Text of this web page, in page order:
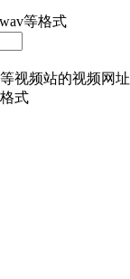
等格式
视频站的视频网址
式